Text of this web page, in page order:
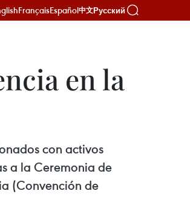
FrançaisEspañol中文Русский
en la
con activos
a la Ceremonia de
(Convención de